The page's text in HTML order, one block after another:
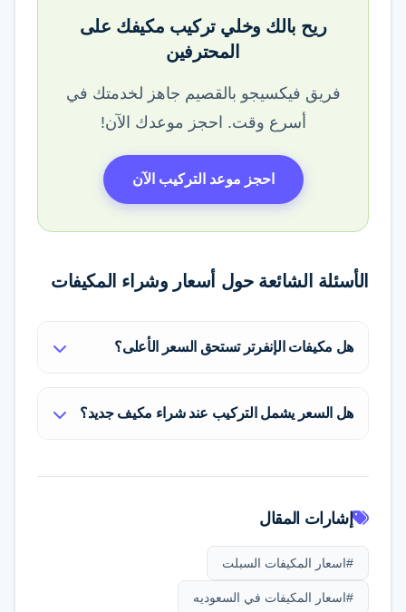
ريح بالك وخلي تركيب مكيفك على
المحترفين
فريق فيكسيجو بالقصيم جاهز لخدمتك في
أسرع وقت. احجز موعدك الآن!
احجز موعد التركيب الآن
الأسئلة الشائعة حول أسعار وشراء المكيفات
هل مكيفات الإنفرتر تستحق السعر الأعلى؟
إلا أنها توفر ما يصل إلى 40% من استهلاك
هل السعر يشمل التركيب عند شراء مكيف جديد؟
(أمتار نحاس محدودة). لكن إذا احتجت إلى
تمديد إضافي أو فك مكيف قديم، قد يتم
شركة متخصصة مثل فيكسيجو لضمان جودة
التركيب بدلاً من عمالة المتاجر السريعة.
إشارات المقال
#اسعار المكيفات السبلت
#اسعار المكيفات في السعوديه